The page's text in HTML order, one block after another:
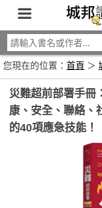
您現在的位置： 首頁 ＞
災難超前部署手冊
康、安全、聯絡、
的40項應急技能！